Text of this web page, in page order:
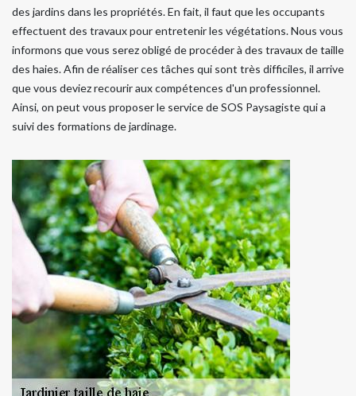
des jardins dans les propriétés. En fait, il faut que les occupants
effectuent des travaux pour entretenir les végétations. Nous vous
informons que vous serez obligé de procéder à des travaux de taille
des haies. Afin de réaliser ces tâches qui sont très difficiles, il arrive
que vous deviez recourir aux compétences d'un professionnel.
Ainsi, on peut vous proposer le service de SOS Paysagiste qui a
suivi des formations de jardinage.